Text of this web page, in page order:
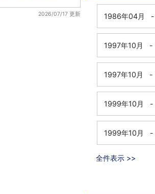
2026/07/17 更新 1986年04月 -
1997年10月 -
1997年10月 -
1999年10月 -
1999年10月 -
全件表示 >>